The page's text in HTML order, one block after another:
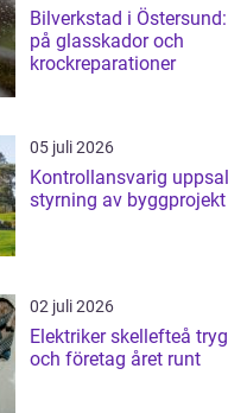
Bilverkstad i
på glasskador och
krockreparationer
05 juli 2026
Kontrollansvarig uppsala
styrning av byggprojekt
02 juli 2026
Elektriker skellefteå trygg el i hem
och företag året runt